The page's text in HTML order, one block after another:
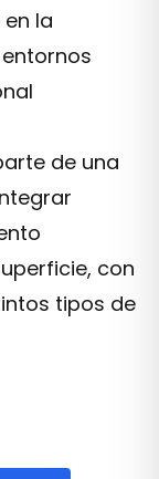
la
de una
con
tipos de